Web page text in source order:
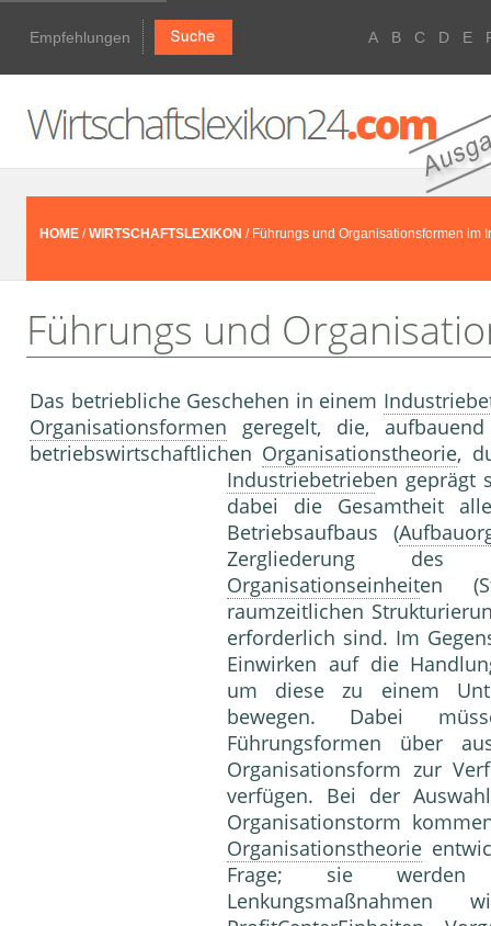
Empfehlungen A B C D E
HOME /WIRTSCHAFTSLEXIKON / Führungs und Organisationsformen im
Führungs und
Das betriebliche Geschehen in einem
Organisationsformen geregelt, die,
betriebswirtschaftlichen Organisationstheorie,
Industriebetrieben geprägt
dabei die Gesamtheit
Betriebsaufbaus (
Zergliederung
Organisationseinheiten
raumzeitlichen
erforderlich sind. Im
Einwirken auf die
um diese zu einem
bewegen. Dabei
Führungsformen über
Organisationsform zur
verfügen. Bei der
Organisationstorm
Organisationstheorie
Frage; sie werden